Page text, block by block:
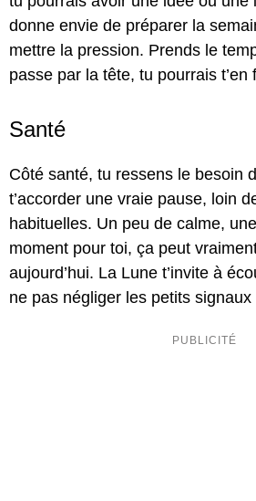
donne envie de préparer la
mettre la pression. Prends le
passe par la tête, tu pourrais t’en
Santé
Côté santé, tu ressens le besoin
t’accorder une vraie pause, loin
habituelles. Un peu de calme,
moment pour toi, ça peut
aujourd’hui. La Lune t’invite à
ne pas négliger les petits signaux